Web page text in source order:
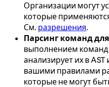
Организации могут
которые
См. разрешения.
Парсинг команд
выполнением команд
анализирует их в AST
вашими правилами
которые не могут